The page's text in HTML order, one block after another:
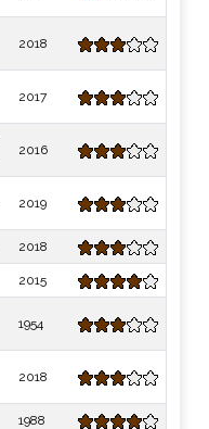
2018
2017
2016
2019
2018
2015
1954
2018
1988